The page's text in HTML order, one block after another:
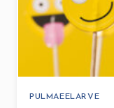
PULMAEELARVE